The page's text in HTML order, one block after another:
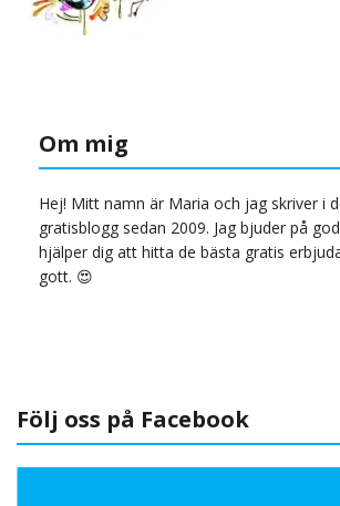
Om mig
Hej! Mitt namn är Maria och jag skriver i
gratisblogg sedan 2009. Jag bjuder på
hjälper dig att hitta de bästa gratis
gott. 😍
Följ oss på Facebook